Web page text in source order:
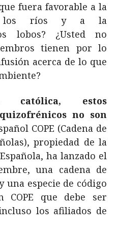
fuera favorable a la
los ríos y a la
lobos? ¿Usted no
tienen por lo
acerca de lo que
estos
no son
COPE (Cadena de
propiedad de la
ha lanzado el
una cadena de
una especie de código
COPE que debe ser
los afiliados de